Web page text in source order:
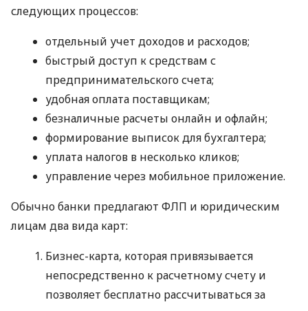
следующих процессов:
отдельный учет доходов и расходов;
быстрый доступ к средствам с
предпринимательского счета;
удобная оплата поставщикам;
безналичные расчеты онлайн и офлайн;
формирование выписок для бухгалтера;
уплата налогов в несколько кликов;
управление через мобильное приложение.
Обычно банки предлагают ФЛП и юридическим
лицам два вида карт:
Бизнес-карта, которая привязывается
непосредственно к расчетному счету и
позволяет бесплатно рассчитываться за